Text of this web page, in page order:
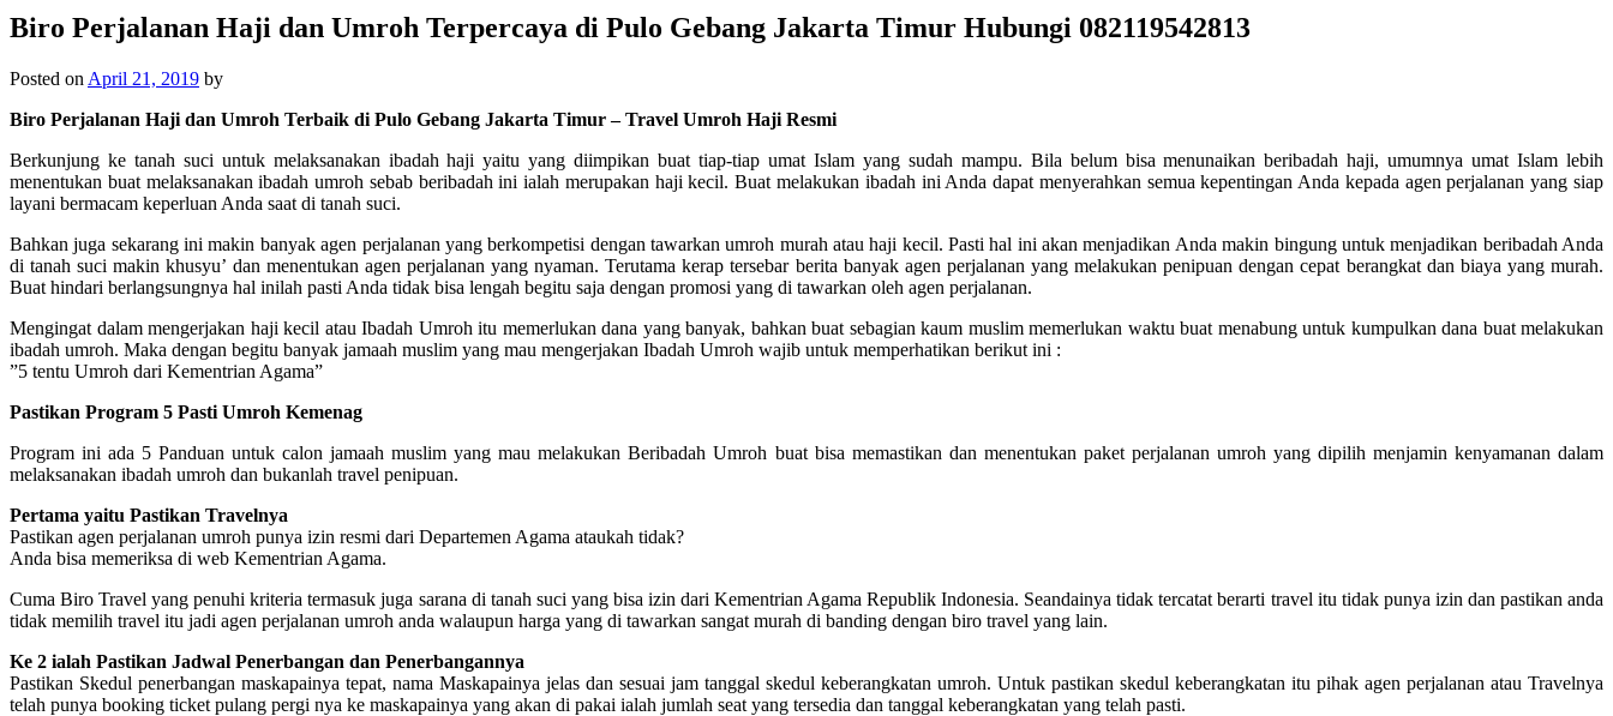
Biro Perjalanan Haji dan Umroh Terpercaya di Pulo Gebang Jakarta Timur Hubungi 082119542813
Posted on April 21, 2019 by
Biro Perjalanan Haji dan Umroh Terbaik di Pulo Gebang Jakarta Timur – Travel Umroh Haji Resmi
Berkunjung ke tanah suci untuk melaksanakan ibadah haji yaitu yang diimpikan buat tiap-tiap umat Islam yang sudah mampu. Bila belum bisa menunaikan beribadah haji, umumnya umat Islam lebih
menentukan buat melaksanakan ibadah umroh sebab beribadah ini ialah merupakan haji kecil. Buat melakukan ibadah ini Anda dapat menyerahkan semua kepentingan Anda kepada agen perjalanan yang siap
layani bermacam keperluan Anda saat di tanah suci.
Bahkan juga sekarang ini makin banyak agen perjalanan yang berkompetisi dengan tawarkan umroh murah atau haji kecil. Pasti hal ini akan menjadikan Anda makin bingung untuk menjadikan beribadah Anda
di tanah suci makin khusyu’ dan menentukan agen perjalanan yang nyaman. Terutama kerap tersebar berita banyak agen perjalanan yang melakukan penipuan dengan cepat berangkat dan biaya yang murah.
Buat hindari berlangsungnya hal inilah pasti Anda tidak bisa lengah begitu saja dengan promosi yang di tawarkan oleh agen perjalanan.
Mengingat dalam mengerjakan haji kecil atau Ibadah Umroh itu memerlukan dana yang banyak, bahkan buat sebagian kaum muslim memerlukan waktu buat menabung untuk kumpulkan dana buat melakukan
ibadah umroh. Maka dengan begitu banyak jamaah muslim yang mau mengerjakan Ibadah Umroh wajib untuk memperhatikan berikut ini :
”5 tentu Umroh dari Kementrian Agama”
Pastikan Program 5 Pasti Umroh Kemenag
Program ini ada 5 Panduan untuk calon jamaah muslim yang mau melakukan Beribadah Umroh buat bisa memastikan dan menentukan paket perjalanan umroh yang dipilih menjamin kenyamanan dalam
melaksanakan ibadah umroh dan bukanlah travel penipuan.
Pertama yaitu Pastikan Travelnya
Pastikan agen perjalanan umroh punya izin resmi dari Departemen Agama ataukah tidak?
Anda bisa memeriksa di web Kementrian Agama.
Cuma Biro Travel yang penuhi kriteria termasuk juga sarana di tanah suci yang bisa izin dari Kementrian Agama Republik Indonesia. Seandainya tidak tercatat berarti travel itu tidak punya izin dan pastikan anda
tidak memilih travel itu jadi agen perjalanan umroh anda walaupun harga yang di tawarkan sangat murah di banding dengan biro travel yang lain.
Ke 2 ialah Pastikan Jadwal Penerbangan dan Penerbangannya
Pastikan Skedul penerbangan maskapainya tepat, nama Maskapainya jelas dan sesuai jam tanggal skedul keberangkatan umroh. Untuk pastikan skedul keberangkatan itu pihak agen perjalanan atau Travelnya
telah punya booking ticket pulang pergi nya ke maskapainya yang akan di pakai ialah jumlah seat yang tersedia dan tanggal keberangkatan yang telah pasti.